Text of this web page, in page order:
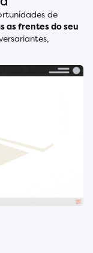
de
as frentes do seu